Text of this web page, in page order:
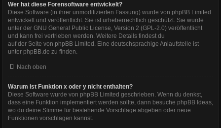
Wer hat diese Forensoftware entwickelt?
Diese Software (in ihrer unmodifizierten Fassung) wurde von phpBB Limited
entwickelt und veröffentlicht. Sie ist urheberrechtlich geschützt. Sie wurde
unter der GNU General Public License, Version 2 (GPL-2.0) veröffentlicht
und kann frei vertrieben werden. Weitere Details findest du
auf der Seite von phpBB Limited . Eine deutschsprachige Anlaufstelle ist
unter phpBB.de zu finden.
Nach oben
Warum ist Funktion x oder y nicht enthalten?
Diese Software wurde von phpBB Limited geschrieben. Wenn du denkst,
dass eine Funktion implementiert werden sollte, dann besuche phpBB Ideas
wo du deine Stimme für bestehende Vorschläge abgeben oder neue
Funktionen vorschlagen kannst.